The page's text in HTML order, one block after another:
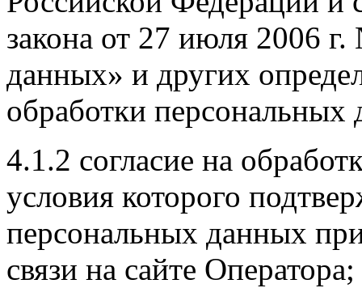
закона от 27 июля 2006
данных» и других
обработки
4.1.2 согласие на
условия которого
персональных данных
связи на сайте Оператора;